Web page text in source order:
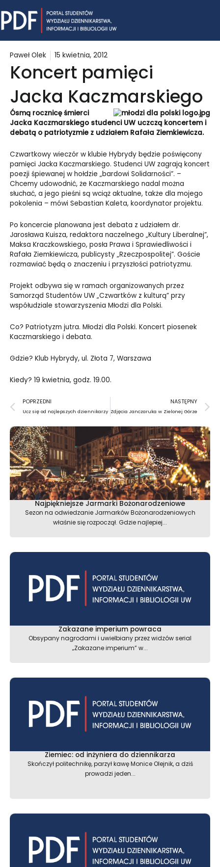
to
content
Paweł Olek 15 kwietnia, 2012
Koncert pamięci
Jacka Kaczmarskiego
Ósmą rocznicę śmierci
Jacka Kaczmarskiego studenci UW uczczą koncertem i
debatą o patriotyzmie z udziałem Rafała Ziemkiewicza.
Czwartkowy wieczór w klubie Hybrydy będzie poświęcony
pamięci Jacka Kaczmarskiego. Studenci UW zagrają koncert
poezji śpiewanej w hołdzie „bardowi Solidarności”. –
Chcemy udowodnić, że Kaczmarskiego nadal można
słuchać, a jego pieśni są wciąż aktualne, także dla mojego
pokolenia – mówi Sebastian Kaleta, koordynator projektu.
Po koncercie planowana jest debata z udziałem dr.
Jarosława Kuisza, redaktora naczelnego „Kultury Liberalnej”,
Maksa Kraczkowskiego, posła Prawa i Sprawiedliwości i
Rafała Ziemkiewicza, publicysty „Rzeczpospolitej”. Goście
rozmawiać będą o znaczeniu i przyszłości patriotyzmu.
Projekt odbywa się w ramach organizowanych przez
Samorząd Studentów UW „Czwartków z kulturą” przy
współudziale stowarzyszenia Młodzi dla Polski.
Co? Patriotyzm jutra. Młodzi dla Polski. Koncert piosenek
Kaczmarskiego i debata.
Gdzie? Klub Hybrydy, ul. Złota 7, Warszawa
Kiedy? 19 kwietnia, godz. 19.00.
Prev
POPRZEDNI
Ucz się od najlepszych dziennikarzy
NASTĘPNY
Zdjęcia Janczaruka w Zielonej Górze
Najpiękniejsze Jarmarki Bożonarodzeniowe
Sezon na odwiedzanie Jarmarków Bożonarodzeniowych
właśnie się rozpoczął. Gdzie najlepiej...
Zakazane imperium powraca
Obsypany nagrodami i uwielbiany przez widzów serial
„Zakazane imperium” w...
Ziemiec: od inżyniera do dziennikarza
Skończył politechnikę, parzył kawę Monice Olejnik, a dziś
prowadzi jeden...